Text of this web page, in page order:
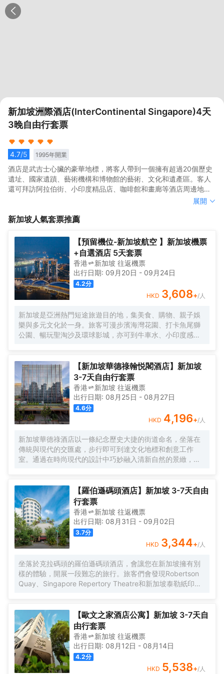
新加坡洲際酒店(InterContinental Singapore)4天
3晚自由行套票
4.7/5 1995年開業
酒店是武吉士心臟的豪華地標，將客人帶到一個擁有超過20個歷史
遺址、國家遺蹟、藝術機構和博物館的藝術、文化和遺產區。客人
還可拜訪阿拉伯街、小印度精品店、咖啡館和畫廊等酒店周邊地
區。<br>酒店裝飾優雅的融合了現代風情和微妙的土生華人底色，
會風采。主要設計元素和靈感體現在酒店的403間客房，酒店客房
一系列奢華套房。
酒店是武吉士心臟的豪華地標，將客人帶到一個擁有超過20個歷史
還可拜訪阿拉伯街、小印度精品店、咖啡館和畫廊等酒店周邊地
巧妙地喚醒了一個多世紀前豐富多彩的移民者時期擁有的多民族社
會風采。主要設計元素和靈感體現在酒店的403間客房，酒店客房
包括豪華客房、簽名店屋行政客房、尊貴客房、洲際俱樂部客房和
一系列奢華套房。
展開
新加坡人氣套票推薦
【預留機位-新加坡航空 】新加坡機票
+自選酒店 5天套票
香港 新加坡 往返機票
出行日期: 09月20日 - 09月24日
4.2分
HKD 3,608+/人
新加坡是亞洲熱門短途旅遊目的地，集美食、購物、親子娛
樂與多元文化於一身。旅客可漫步濱海灣花園、打卡魚尾獅
公園、暢玩聖淘沙及環球影城，亦可到牛車水、小印度感受
【新加坡華德祿翰悦閣酒店】新加坡
3-7天自由行套票
香港 新加坡 往返機票
出行日期: 08月25日 - 08月27日
4.6分
HKD 4,196+/人
新加坡華德祿酒店以一條紀念歷史大捷的街道命名，坐落在
傳統與現代的交匯處，步行即可到達文化地標和創意工作
室。通過在時尚現代的設計中巧妙融入清新自然的景緻，將
您。每次入住都是探索、聯結和煥新之旅 - 新加坡的過往歷
史與今天的創意脈搏同頻共振。
【羅伯遜碼頭酒店】新加坡 3-7天自由
行套票
香港 新加坡 往返機票
出行日期: 08月31日 - 09月02日
3.7分
HKD 3,344+/人
坐落於克拉碼頭的羅伯遜碼頭酒店，會讓您在新加坡擁有別
樣的體驗，開展一段難忘的旅行。旅客們會發現Robertson
Quay、Singapore Repertory Theatre和新加坡泰勒紙印藝
使用。服務人員會提前為您準備好電熱水壺，以滿足您的飲
水需求。倘若您在忙碌的一天後想在自己的客房內放鬆，提
供24小時熱水和吹風機的客房浴室是不錯的選擇。在空閒的
時候，去酒吧喝杯飲品放鬆一下是不錯的選擇。對於常駐旅
客來說，若是厭倦了酒店的餐飲，附近的Odette
Restaurant（西餐）和Waku Ghin by Tetsuya Wakuda(濱
【歐文之家酒店公寓】新加坡 3-7天自
由行套票
香港 新加坡 往返機票
出行日期: 08月12日 - 08月14日
4.2分
HKD 5,538+/人